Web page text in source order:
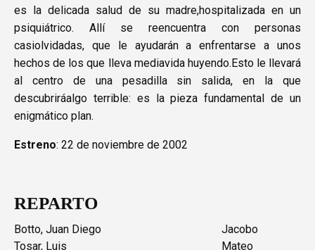
es la delicada salud de su madre,hospitalizada en un
psiquiátrico. Allí se reencuentra con personas
casiolvidadas, que le ayudarán a enfrentarse a unos
hechos de los que lleva mediavida huyendo.Esto le llevará
al centro de una pesadilla sin salida, en la que
descubriráalgo terrible: es la pieza fundamental de un
enigmático plan.
Estreno: 22 de noviembre de 2002
REPARTO
Botto, Juan Diego
Jacobo
Tosar, Luis
Mateo